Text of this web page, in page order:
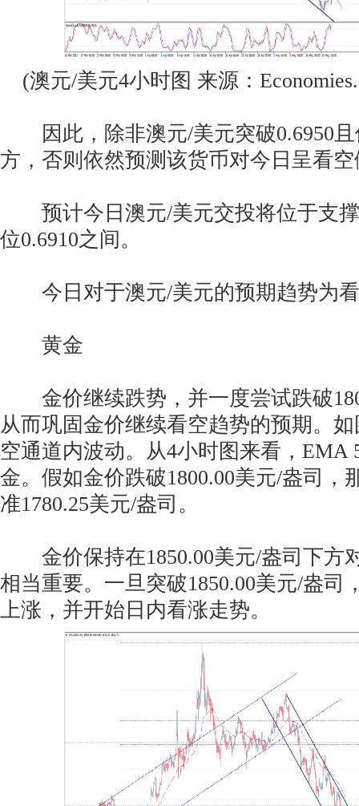
(澳元/美元4小时图 来源：
因此，除非澳元/美元突破0.6950且
方，否则依然预测该货币对今日呈看
预计今日澳元/美元交投将位于支撑
位0.6910之间。
今日对于澳元/美元的预期趋势为
黄金
金价继续跌势，并一度尝试跌破
从而巩固金价继续看空趋势的预期。
空通道内波动。从4小时图来看，EMA
金。假如金价跌破1800.00美元/盎司，
准1780.25美元/盎司。
金价保持在1850.00美元/盎司下方
相当重要。一旦突破1850.00美元/盎司
上涨，并开始日内看涨走势。